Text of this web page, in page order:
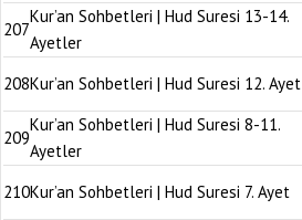
207
Kur’an Sohbetleri | Hud Suresi 13-14.
Ayetler
208Kur’an Sohbetleri | Hud Suresi 12. Ayet
209
Kur’an Sohbetleri | Hud Suresi 8-11.
Ayetler
210Kur’an Sohbetleri | Hud Suresi 7. Ayet